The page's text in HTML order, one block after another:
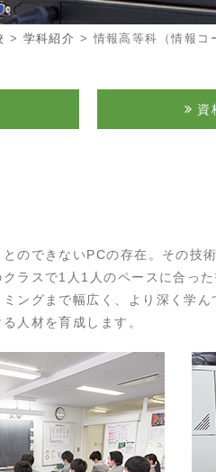
> 学科紹介 > 情報高等科（情報コ
資
のできないPCの存在。その技
ラスで1人1人のペースに合っ
ングまで幅広く、より深く学
人材を育成します。